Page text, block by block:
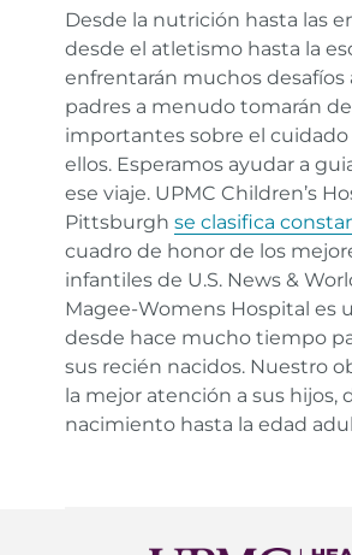
Desde la nutrición hasta las
desde el atletismo hasta la
enfrentarán muchos desafíos
padres a menudo tomarán
importantes sobre el cuidado
ellos. Esperamos ayudar a
ese viaje. UPMC Children’s
Pittsburgh se clasifica
cuadro de honor de los
infantiles de U.S. News &
Magee-Womens Hospital es
desde hace mucho tiempo
sus recién nacidos. Nuestro
la mejor atención a sus hijos,
nacimiento hasta la edad